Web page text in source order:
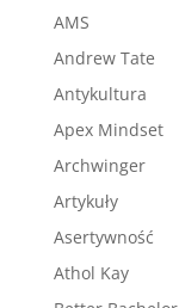
AMS
Andrew Tate
Antykultura
Apex Mindset
Archwinger
Artykuły
Asertywność
Athol Kay